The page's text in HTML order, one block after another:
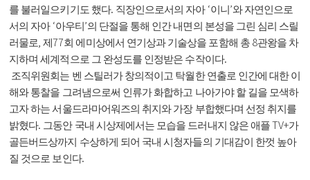
를 불러일으키기도 했다. 직장인으로서의 자아 ‘이니 ’와 자연인으로
서의 자아 ‘아우티 ’의 단절을 통해 인간 내면의 본성을 그린 심리 스릴
러물로 ,제77회 에미상에서 연기상과 기술상을 포함해 총 8관왕을 차
지하며 세계적으로 그 완성도를 인정받은 수작이다.
조직위원회는 벤 스틸러가 창의적이고 탁월한 연출로 인간에 대한 이
해와 통찰을 그려냄으로써 인류가 화합하고 나아가야 할 길을 모색하
고자 하는 서울드라마어워즈의 취지와 가장 부합했다며 선정 취지를
밝혔다. 그동안 국내 시상제에서는 모습을 드러내지 않은 애플TV+가
골든버드상까지 수상하게 되어 국내 시청자들의 기대감이 한껏 높아
질 것으로 보인다.